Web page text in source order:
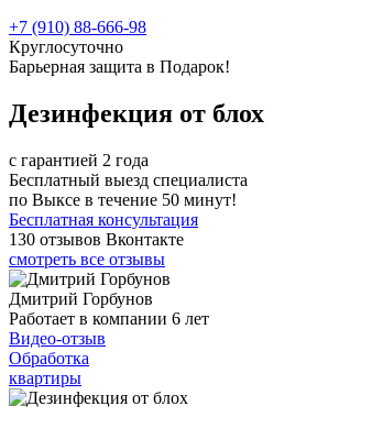
+7 (910) 88-666-98
Круглосуточно
Барьерная защита в Подарок!
Дезинфекция от блох
с гарантией 2 года
Бесплатный выезд специалиста
по Выксе в течение 50 минут!
Бесплатная консультация
130 отзывов Вконтакте
смотреть все отзывы
Дмитрий Горбунов
Работает в компании 6 лет
Видео-отзыв
Обработка
квартиры